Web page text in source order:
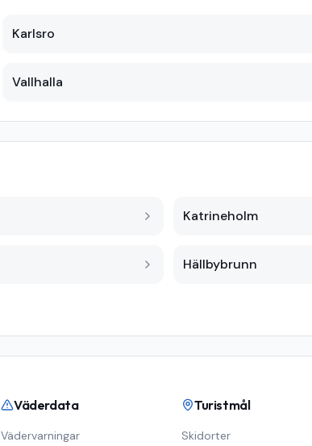
Karlsro
Vallhalla
Katrineholm
Hällbybrunn
Väderdata
Vädervarningar
Turistmål
Skidorter